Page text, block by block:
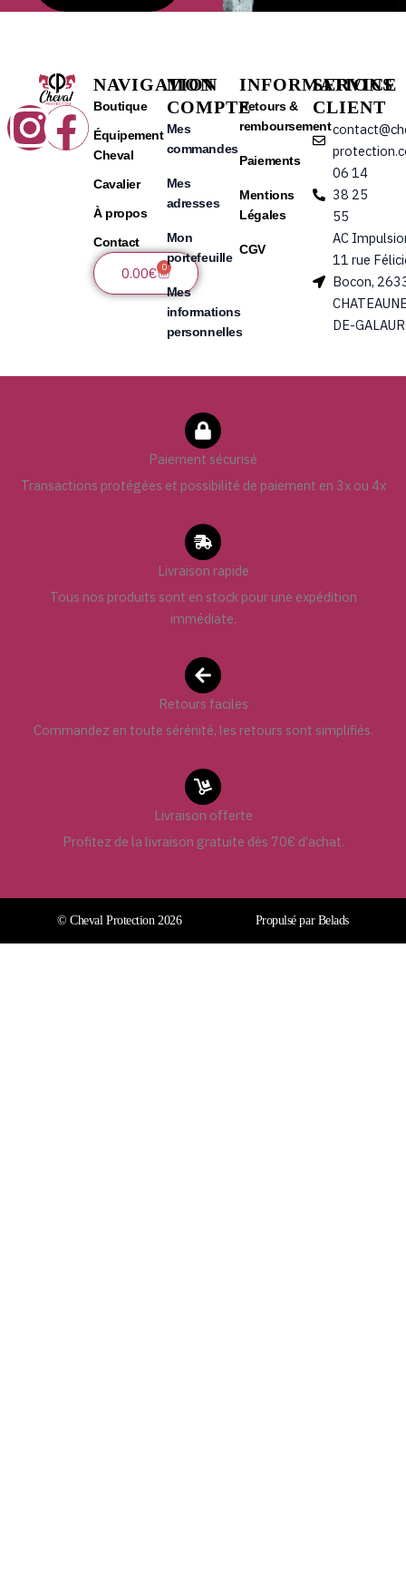
Instagram
Facebook
NAVIGATION
Boutique
Équipement
Cheval
Cavalier
À propos
Contact
0.00€ 0
Panier
MON
COMPTE
Mes
commandes
Mes
adresses
Mon
portefeuille
Mes
informations
personnelles
INFORMATIONS
Retours &
remboursement
Paiements
Mentions
Légales
CGV
SERVICE
CLIENT
06 14
38 25
55
AC
11 rue
Bocon,
DE-
Paiement sécurisé
Transactions protégées et possibilité de paiement en 3x ou 4x
Livraison rapide
Tous nos produits sont en stock pour une expédition
immédiate.
Retours faciles
Commandez en toute sérénité, les retours sont simplifiés.
Livraison offerte
Profitez de la livraison gratuite dès 70€ d’achat.
© Cheval Protection 2026 Propulsé par Belads